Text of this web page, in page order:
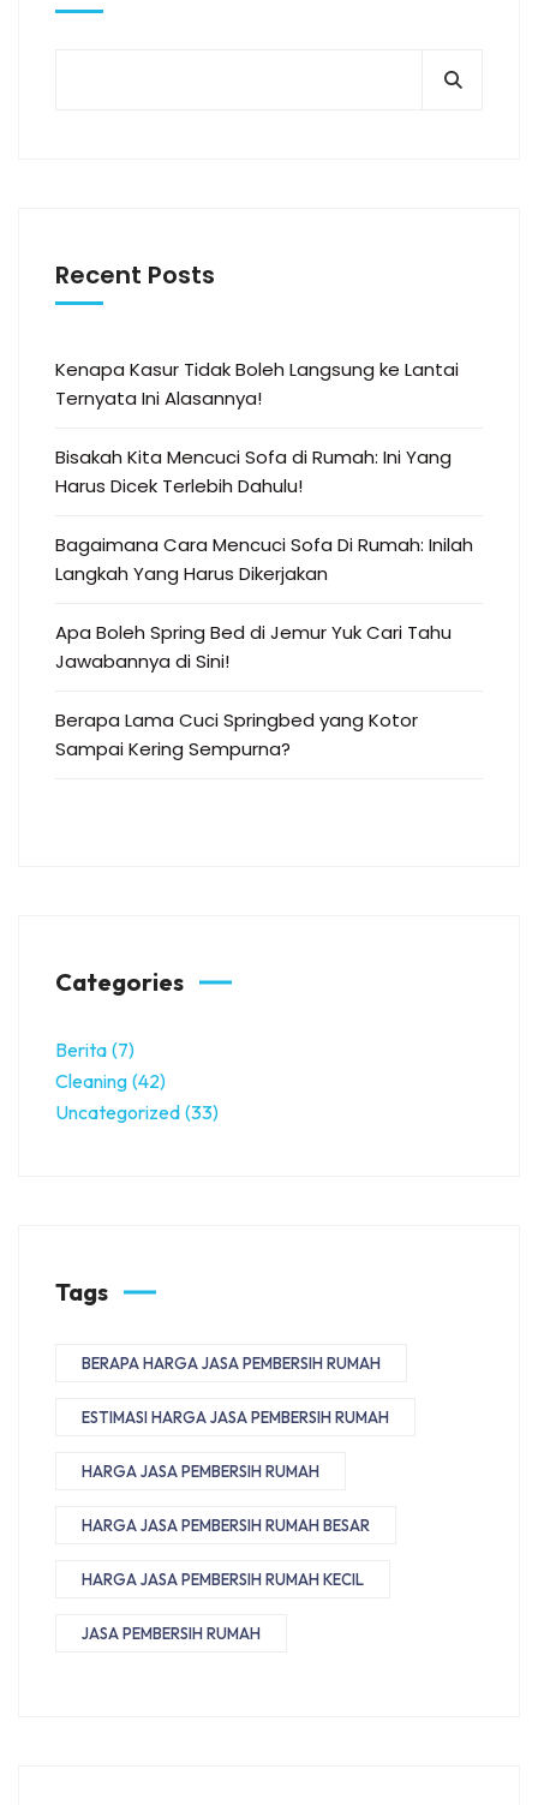
Recent Posts
Kenapa Kasur Tidak Boleh Langsung ke Lantai
Ternyata Ini Alasannya!
Bisakah Kita Mencuci Sofa di Rumah: Ini Yang
Harus Dicek Terlebih Dahulu!
Bagaimana Cara Mencuci Sofa Di Rumah: Inilah
Langkah Yang Harus Dikerjakan
Apa Boleh Spring Bed di Jemur Yuk Cari Tahu
Jawabannya di Sini!
Berapa Lama Cuci Springbed yang Kotor
Sampai Kering Sempurna?
Categories
Berita (7)
Cleaning (42)
Uncategorized (33)
Tags
BERAPA HARGA JASA PEMBERSIH RUMAH
ESTIMASI HARGA JASA PEMBERSIH RUMAH
HARGA JASA PEMBERSIH RUMAH
HARGA JASA PEMBERSIH RUMAH BESAR
HARGA JASA PEMBERSIH RUMAH KECIL
JASA PEMBERSIH RUMAH